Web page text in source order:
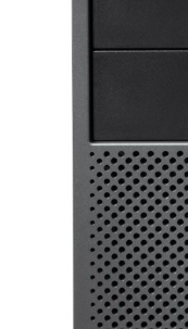
Cartuchos de Hp
Toners Hp
NETWORKING